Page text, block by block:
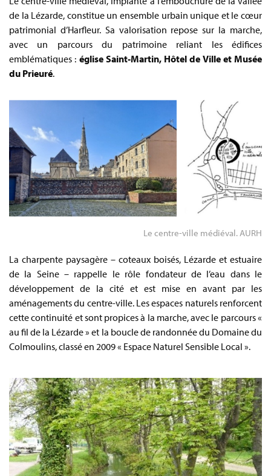
de la Lézarde, constitue un ensemble urbain unique et le cœur
patrimonial d’Harfleur. Sa valorisation repose sur la marche,
avec un parcours du patrimoine reliant les édifices
emblématiques : église Saint-Martin, Hôtel de Ville et Musée
du Prieuré.
Le centre-ville médiéval. AURH
La charpente paysagère – coteaux boisés, Lézarde et estuaire
de la Seine – rappelle le rôle fondateur de l’eau dans le
développement de la cité et est mise en avant par les
aménagements du centre-ville. Les espaces naturels renforcent
cette continuité et sont propices à la marche, avec le parcours «
au fil de la Lézarde » et la boucle de randonnée du Domaine du
Colmoulins, classé en 2009 « Espace Naturel Sensible Local ».